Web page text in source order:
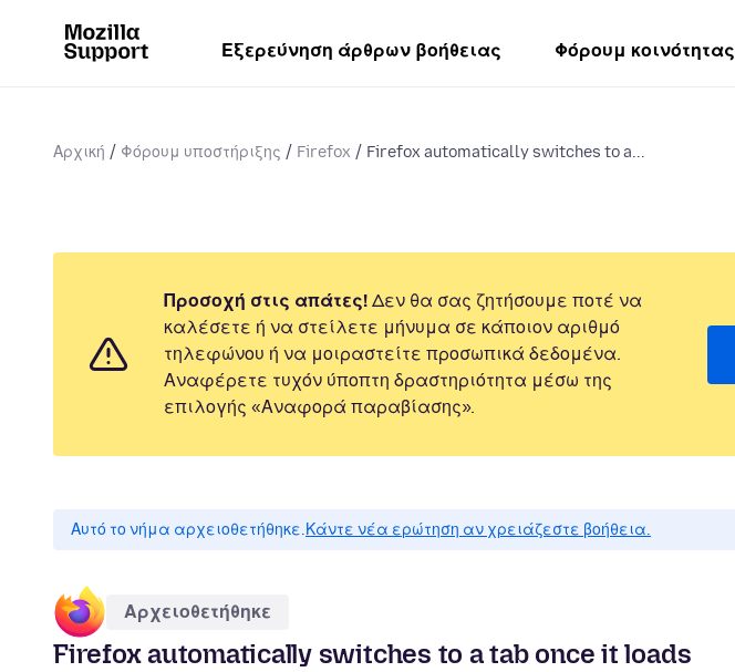
Εξερεύνηση άρθρων βοήθειας Φόρουμ κοινότητας
Αρχική Φόρουμ υποστήριξης Firefox Firefox automatically switches to a...
Προσοχή στις απάτες! Δεν θα σας ζητήσουμε ποτέ να
καλέσετε ή να στείλετε μήνυμα σε κάποιον αριθμό
τηλεφώνου ή να μοιραστείτε προσωπικά δεδομένα.
Αναφέρετε τυχόν ύποπτη δραστηριότητα μέσω της
επιλογής «Αναφορά παραβίασης».
Αυτό το νήμα αρχειοθετήθηκε.Κάντε νέα ερώτηση αν χρειάζεστε βοήθεια.
Αρχειοθετήθηκε
Firefox automatically switches to a tab once it loads